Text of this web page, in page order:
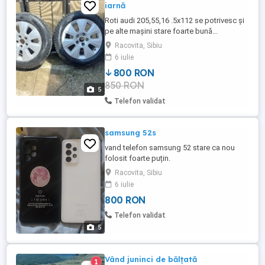
5
iarnă
Roti audi 205,55,16 .5x112 se potrivesc și
pe alte mașini stare foarte bună...
Racovita, Sibiu
6 iulie
800 RON
850 RON
Telefon validat
5
samsung 52s
vand telefon samsung 52 stare ca nou
folosit foarte puțin.
Racovita, Sibiu
6 iulie
800 RON
Telefon validat
1 Vând juninci de bălțată